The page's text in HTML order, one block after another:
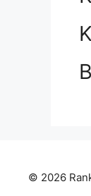
© 2026